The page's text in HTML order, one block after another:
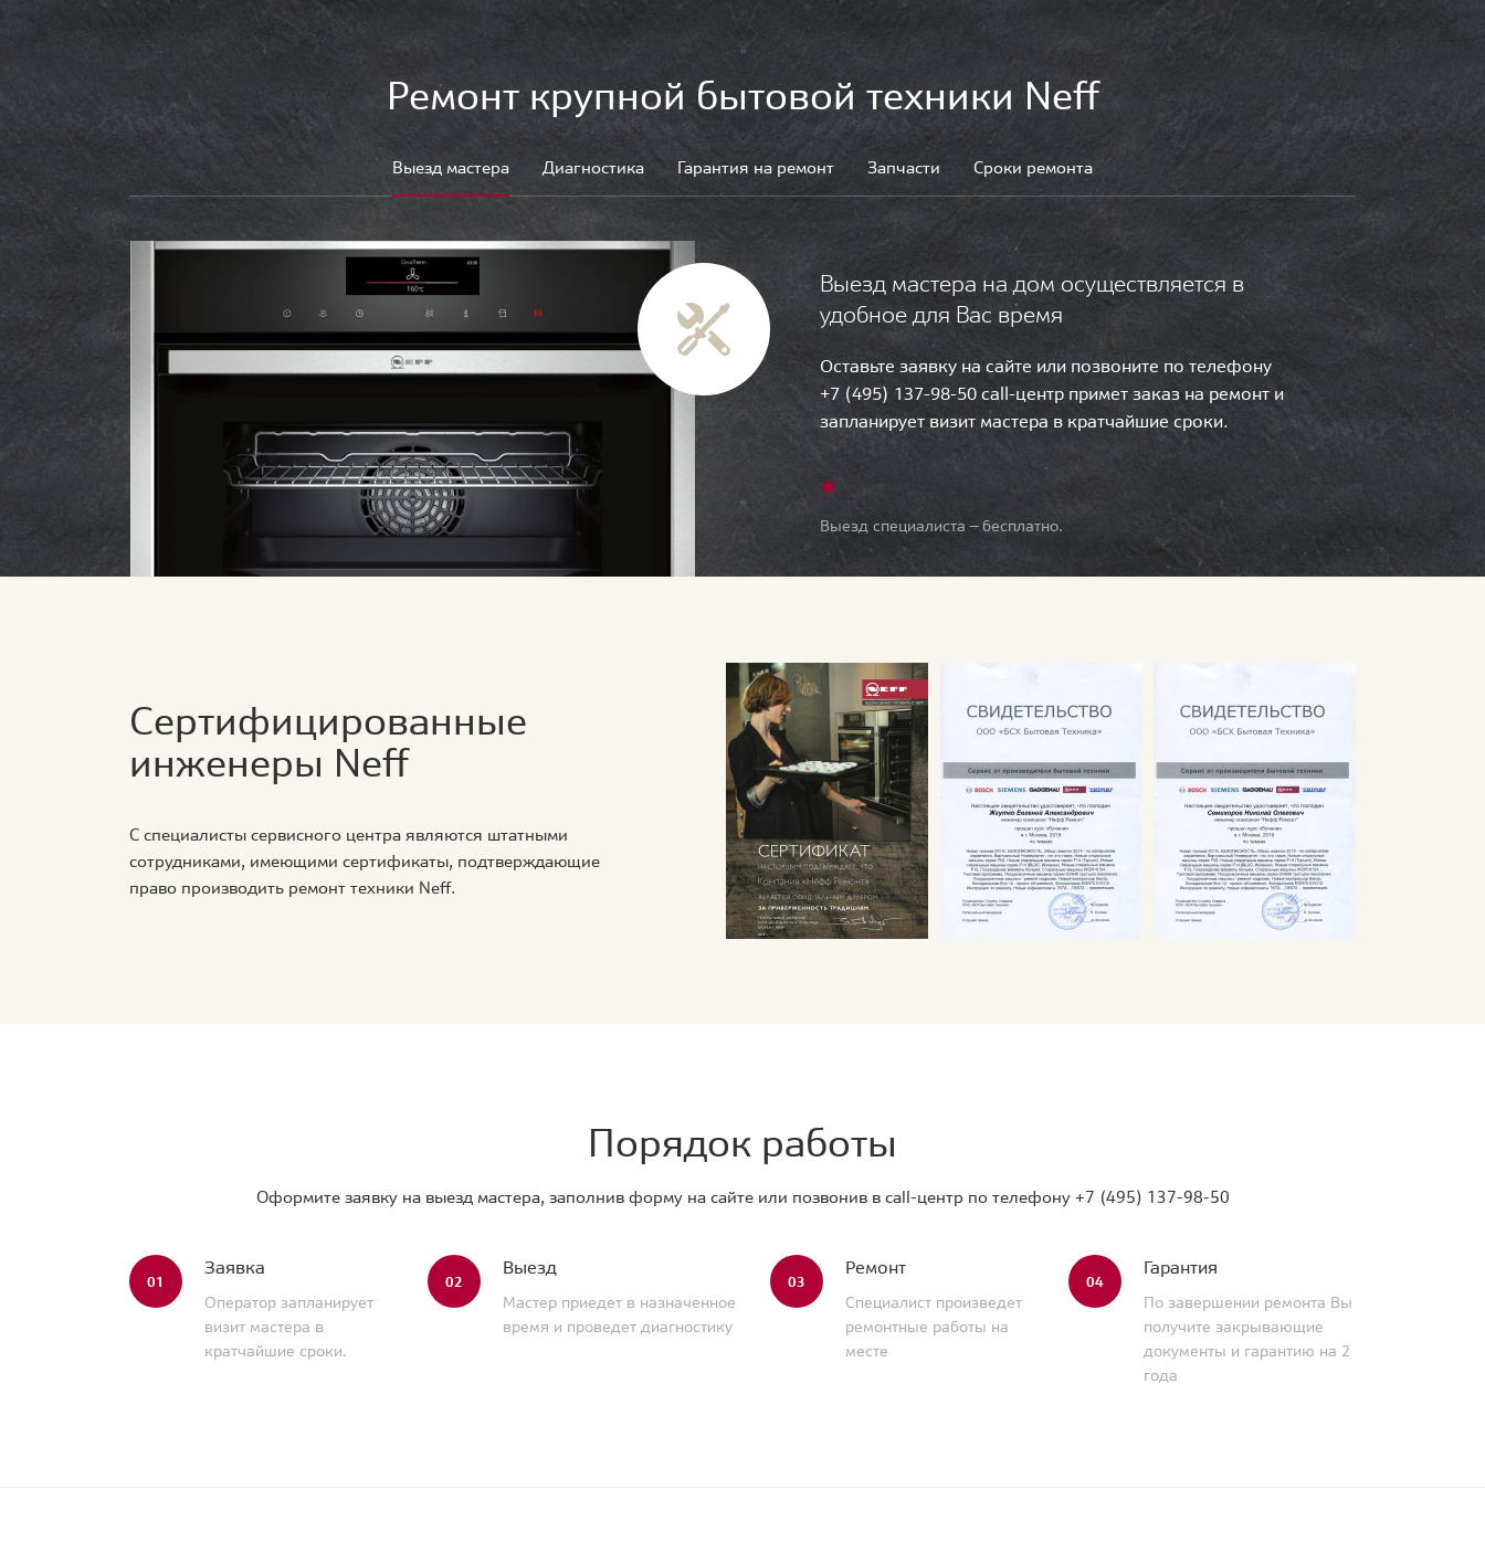
Ремонт крупной бытовой техники Neff
Выезд мастера Диагностика Гарантия на ремонт Запчасти Сроки ремонта
Выезд мастера на дом осуществляется в
удобное для Вас время
Оставьте заявку на сайте или позвоните по телефону
+7 (495) 137-98-50 call-центр примет заказ на ремонт и
запланирует визит мастера в кратчайшие сроки.
Выезд специалиста — бесплатно.
Сертифицированные
инженеры Neff
С специалисты сервисного центра являются штатными
сотрудниками, имеющими сертификаты, подтверждающие
право производить ремонт техники Neff.
Порядок работы
Оформите заявку на выезд мастера, заполнив форму на сайте или позвонив в call-центр по телефону +7 (495) 137-98-50
01
Заявка
Оператор запланирует
визит мастера в
кратчайшие сроки.
02
Выезд
Мастер приедет в назначенное
время и проведет диагностику
03
Ремонт
Специалист произведет
ремонтные работы на
месте
04
Гарантия
По завершении ремонта Вы
получите закрывающие
документы и гарантию на 2
года